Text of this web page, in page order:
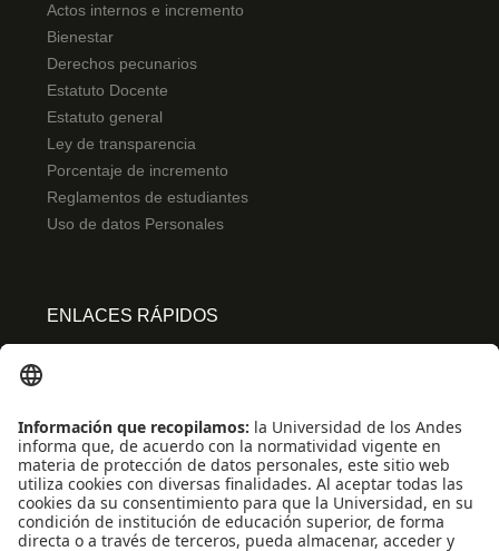
Actos internos e incremento
Bienestar
Derechos pecunarios
Estatuto Docente
Estatuto general
Ley de transparencia
Porcentaje de incremento
Reglamentos de estudiantes
Uso de datos Personales
ENLACES RÁPIDOS
Convivencia y transparencia
Emergencias: Extensión 0000
Eventos destacados
Mapa del Sitio
Multimedia